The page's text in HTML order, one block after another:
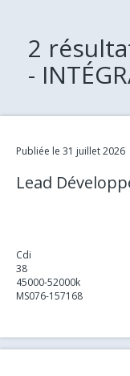
2
-
Publiée le 31 juillet 2026
Lead
Cdi
38
45000-52000k
MS076-157168